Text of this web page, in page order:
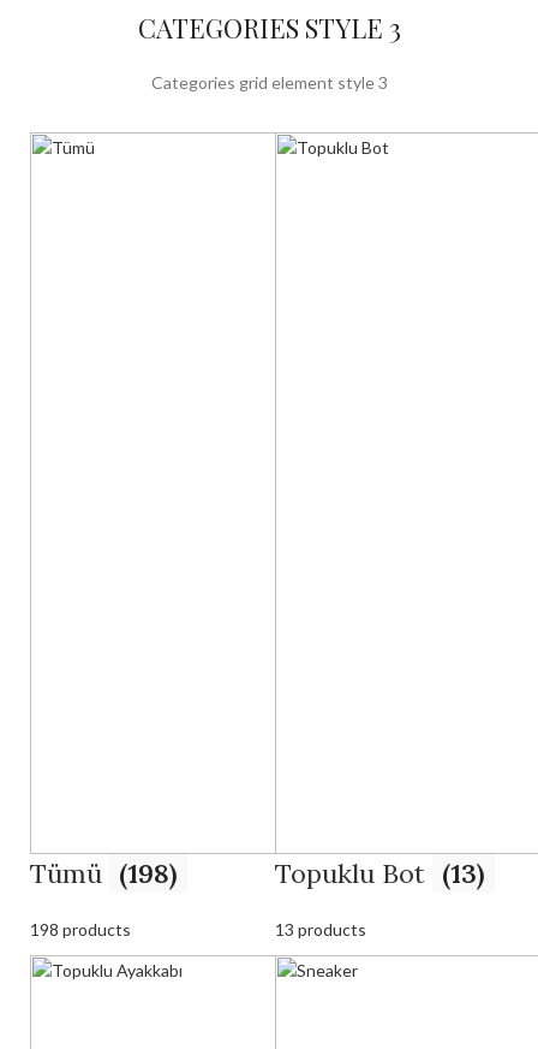
CATEGORIES STYLE 3
Categories grid element style 3
Tümü (198)
198 products
Topuklu Bot (13)
13 products